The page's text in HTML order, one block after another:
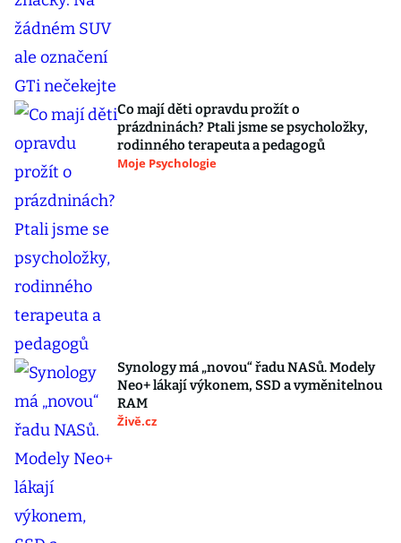
Co mají děti opravdu prožít o
prázdninách? Ptali jsme se psycholožky,
rodinného terapeuta a pedagogů
Moje Psychologie
Synology má „novou“ řadu NASů. Modely
Neo+ lákají výkonem, SSD a vyměnitelnou
RAM
Živě.cz